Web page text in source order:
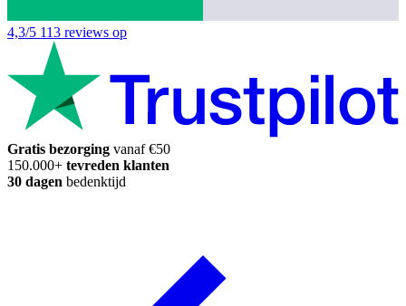
4,3/5 113 reviews op
Gratis bezorging vanaf €50
150.000+ tevreden klanten
30 dagen bedenktijd